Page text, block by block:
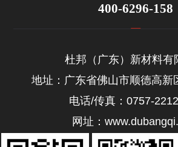
400-6296-158
杜邦（广东）新材料有
地址：广东省佛山市顺德高新
电话/传真：0757-
网址：